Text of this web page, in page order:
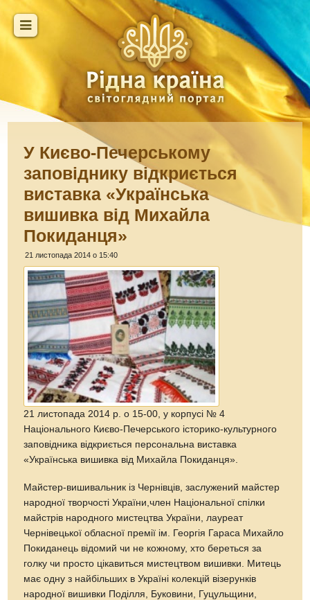
У Києво-Печерському
заповіднику відкриється
виставка «Українська
вишивка від Михайла
Покиданця»
21 листопада 2014 о 15:40
21 листопада 2014 р. о 15-00, у корпусі № 4
Національного Києво-Печерського історико-культурного
заповідника відкриється персональна виставка
«Українська вишивка від Михайла Покиданця».
Майстер-вишивальник із Чернівців, заслужений майстер
народної творчості України,член Національної спілки
майстрів народного мистецтва України, лауреат
Чернівецької обласної премії ім. Георгія Гараса Михайло
Покиданець відомий чи не кожному, хто береться за
голку чи просто цікавиться мистецтвом вишивки. Митець
має одну з найбільших в Україні колекцій візерунків
народної вишивки Поділля, Буковини, Гуцульщини,